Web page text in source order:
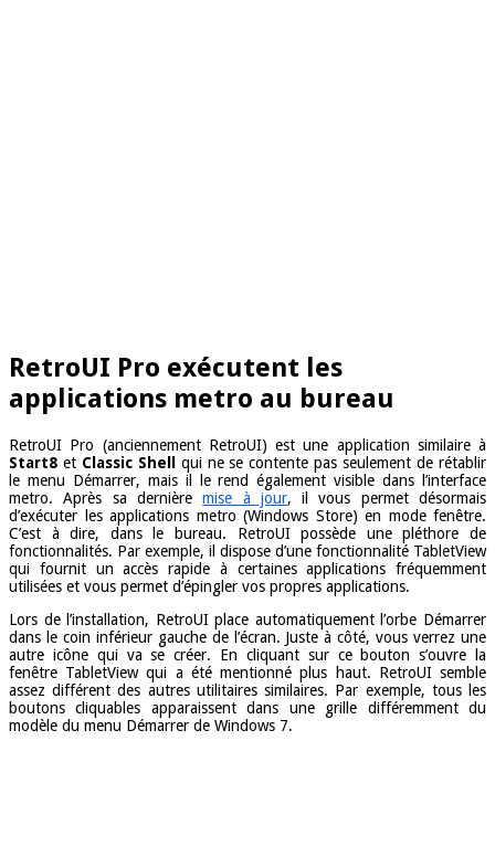
RetroUI Pro exécutent les
applications metro au bureau
RetroUI Pro (anciennement RetroUI) est une application similaire à
Start8 et Classic Shell
qui ne se contente pas seulement de rétablir
le menu Démarrer, mais il le rend également visible dans l’interface
metro. Après sa dernièremise à jour, il vous permet désormais
d’exécuter les applications metro (Windows Store) en mode fenêtre.
C’est à dire, dans le bureau. RetroUI possède une pléthore de
fonctionnalités. Par exemple, il dispose d’une fonctionnalité TabletView
qui fournit un accès rapide à certaines applications fréquemment
utilisées et vous permet d’épingler vos propres applications.
Lors de l’installation, RetroUI place automatiquement l’orbe Démarrer
dans le coin inférieur gauche de l’écran. Juste à côté, vous verrez une
autre icône qui va se créer. En cliquant sur ce bouton s’ouvre la
fenêtre TabletView qui a été mentionné plus haut. RetroUI semble
assez différent des autres utilitaires similaires. Par exemple, tous les
boutons cliquables apparaissent dans une grille différemment du
modèle du menu Démarrer de Windows 7.